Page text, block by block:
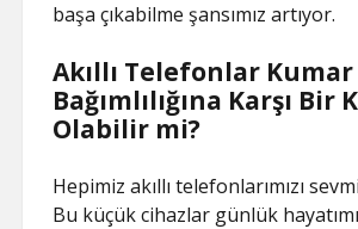
başa çıkabilme şansımız artıyor.
Akıllı Telefonlar Kumar
Bağımlılığına Karşı Bir
Olabilir mi?
Hepimiz akıllı telefonlarımızı
Bu küçük cihazlar günlük